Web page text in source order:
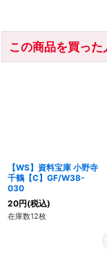
この商品を買っ
【WS】資料宝庫 小野寺
千鶴【C】GF/W38-
030
20円(税込)
在庫数12枚